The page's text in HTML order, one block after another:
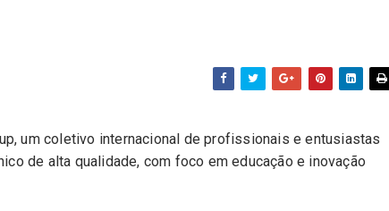
um coletivo internacional de profissionais e entusiastas
de alta qualidade, com foco em educação e inovação